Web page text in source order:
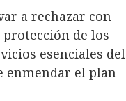
a rechazar con
de los
esenciales del
enmendar el plan